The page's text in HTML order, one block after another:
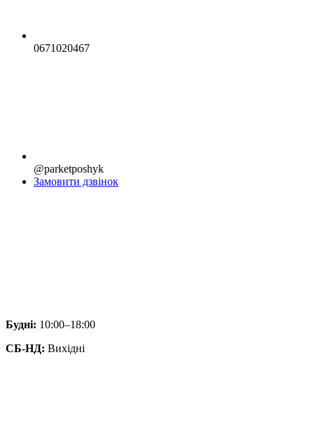
0671020467
@parketposhyk
Замовити дзвінок
Будні: 10:00–18:00
СБ-НД: Вихідні